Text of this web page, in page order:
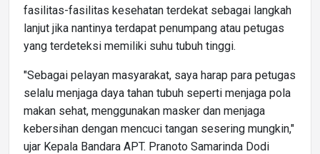
fasilitas-fasilitas kesehatan terdekat sebagai langkah
lanjut jika nantinya terdapat penumpang atau petugas
yang terdeteksi memiliki suhu tubuh tinggi.
"Sebagai pelayan masyarakat, saya harap para petugas
selalu menjaga daya tahan tubuh seperti menjaga pola
makan sehat, menggunakan masker dan menjaga
kebersihan dengan mencuci tangan sesering mungkin,"
ujar Kepala Bandara APT. Pranoto Samarinda Dodi